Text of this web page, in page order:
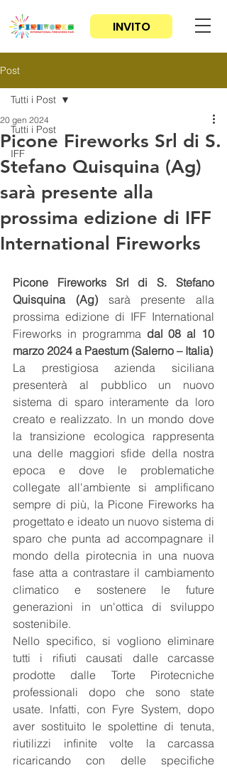
INVITO
Post
Tutti i Post
IFF
Tutti i Post
Picone Fireworks Srl di S.
Stefano Quisquina (Ag)
sarà presente alla
prossima edizione di IFF
International Fireworks
20 gen 2024
Picone Fireworks Srl di S. Stefano
Quisquina (Ag) sarà presente alla
prossima edizione di IFF International
Fireworks in programma dal 08 al 10
marzo 2024 a Paestum (Salerno – Italia)
La prestigiosa azienda siciliana
presenterà al pubblico un nuovo
sistema di sparo interamente da loro
creato e realizzato. ln un mondo dove
la transizione ecologica rappresenta
una delle maggiori sfide della nostra
epoca e dove le problematiche
collegate all'ambiente si amplificano
sempre di più, la Picone Fireworks ha
progettato e ideato un nuovo sistema di
sparo che punta ad accompagnare il
mondo della pirotecnia in una nuova
fase atta a contrastare il cambiamento
climatico e sostenere le future
generazioni in un'ottica di sviluppo
sostenibile.
Nello specifico, si vogliono eliminare
tutti i rifiuti causati dalle carcasse
prodotte dalle Torte Pirotecniche
professionali dopo che sono state
usate. lnfatti, con Fyre System, dopo
aver sostituito le spolettine di tenuta,
riutilizzi infinite volte la carcassa
ricaricando con delle specifiche